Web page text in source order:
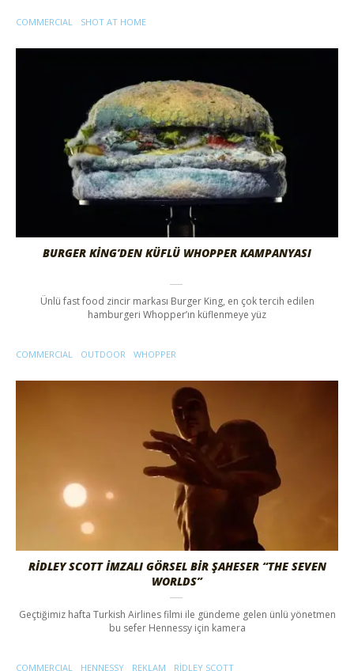
COMMERCIAL SHOT AT HOME
BURGER KING’DEN KÜFLÜ WHOPPER KAMPANYASI
Ünlü fast food zincir markası Burger King, en çok tercih edilen
hamburgeri Whopper’ın küflenmeye yüz
COMMERCIAL OUTDOOR WHOPPER
RIDLEY SCOTT İMZALI GÖRSEL BIR ŞAHESER “THE SEVEN
WORLDS”
Geçtiğimiz hafta Turkish Airlines filmi ile gündeme gelen ünlü yönetmen
bu sefer Hennessy için kamera
COMMERCIAL HENNESSY REKLAM RIDLEY SCOTT